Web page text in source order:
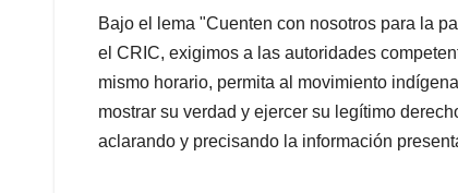
Bajo el lema "Cuenten con nosotros para la
el CRIC, exigimos a las autoridades
mismo horario, permita al movimiento
mostrar su verdad y ejercer su legítimo
aclarando y precisando la información